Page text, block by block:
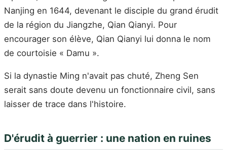
Nanjing en 1644, devenant le disciple du grand érudit
de la région du Jiangzhe, Qian Qianyi. Pour
encourager son élève, Qian Qianyi lui donna le nom
de courtoisie « Damu ».
Si la dynastie Ming n'avait pas chuté, Zheng Sen
serait sans doute devenu un fonctionnaire civil, sans
laisser de trace dans l'histoire.
D'érudit à guerrier : une nation en ruines